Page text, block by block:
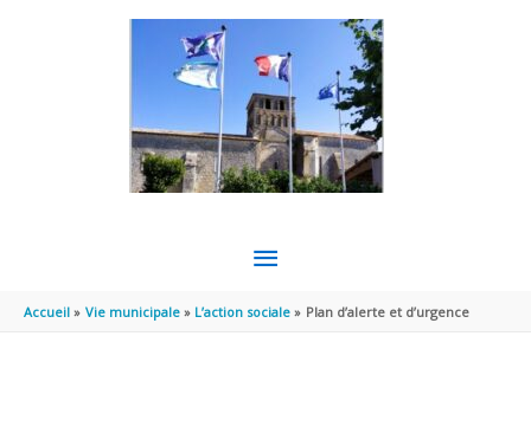
MENU
PRINCIPAL
Accueil Vie municipale L’action sociale Plan d’alerte et d’urgence